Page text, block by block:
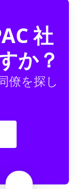
社
か？
僚を探し